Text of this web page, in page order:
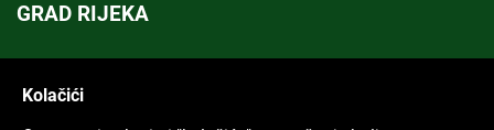
GRAD RIJEKA
Kolačići